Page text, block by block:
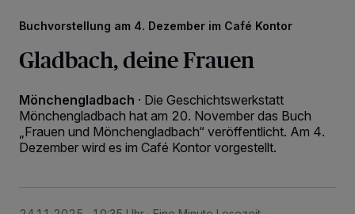
Buchvorstellung am 4. Dezember im Café Kontor
Gladbach, deine Frauen
Mönchengladbach · Die Geschichtswerkstatt
Mönchengladbach hat am 20. November das Buch
„Frauen und Mönchengladbach“ veröffentlicht. Am 4.
Dezember wird es im Café Kontor vorgestellt.
Wir und unsere 218
-Partner speichern und greifen auf
personenbezogene Daten wie Browserdaten oder eindeutige
Kennungen auf Ihrem Gerät zu. Durch Auswahl von OK aktivieren Sie
Tracking-Technologien für die unter „Wir und unsere Partner
verarbeiten Daten, um Ihnen Dienste bereitzustellen“ aufgeführten
Einstellungen oder Ablehnen am unteren Rand der Webseite klicken.